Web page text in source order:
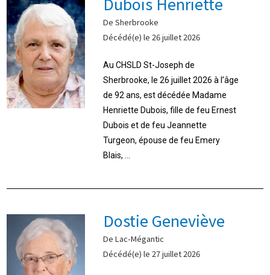
De Sherbrooke
Décédé(e) le 26 juillet 2026
Au CHSLD St-Joseph de
Sherbrooke, le 26 juillet 2026 à l’âge
de 92 ans, est décédée Madame
Henriette Dubois, fille de feu Ernest
Dubois et de feu Jeannette
Turgeon, épouse de feu Emery
Blais, ...
Dostie Geneviève
De Lac-Mégantic
Décédé(e) le 27 juillet 2026